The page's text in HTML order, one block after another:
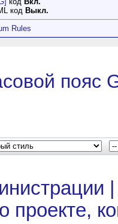
код Выкл.
Rules
пояс
о проекте,